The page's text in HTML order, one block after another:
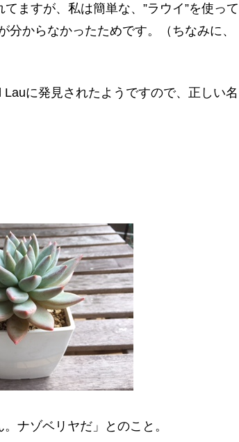
ますが、私は簡単な、”ラウイ”を使って
分からなかったためです。（ちなみに、
に発見されたようですので、正しい名
ナゾベリヤだ」とのこと。